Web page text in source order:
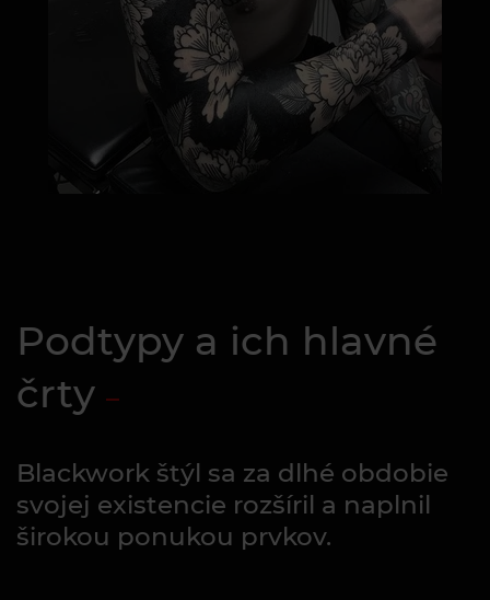
Podtypy a ich hlavné
črty
Blackwork štýl sa za dlhé obdobie
svojej existencie rozšíril a naplnil
širokou ponukou prvkov.